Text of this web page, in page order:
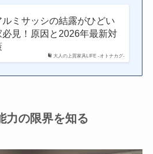
大人の上質家具LIFE -オトナカグ-
ルミサッシの結露がひどい
必見！原因と2026年最新対
力の限界を知る